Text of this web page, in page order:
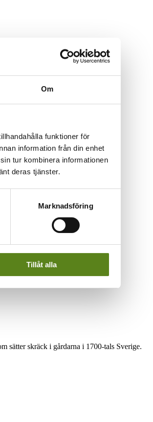
Om
funktioner för
information från din enhet
tur kombinera informationen
deras tjänster.
Marknadsföring
Tillåt alla
sätter skräck i gårdarna i 1700-tals Sverige.